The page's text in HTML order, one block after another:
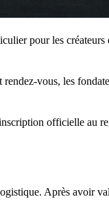
pour les
vous, les
officielle au
Après avoir